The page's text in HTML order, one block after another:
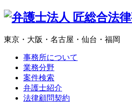
東京・大阪・名古屋・仙台・福岡
事務所について
業務分野
案件検索
弁護士紹介
法律顧問契約